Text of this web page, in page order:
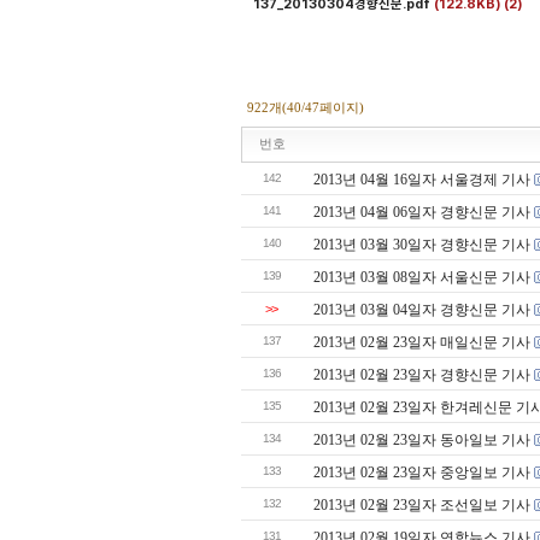
922개(40/47페이지)
번호
142 2013년 04월 16일자 서울경제 기사
141 2013년 04월 06일자 경향신문 기사
140 2013년 03월 30일자 경향신문 기사
139 2013년 03월 08일자 서울신문 기사
>> 2013년 03월 04일자 경향신문 기사
137 2013년 02월 23일자 매일신문 기사
136 2013년 02월 23일자 경향신문 기사
135 2013년 02월 23일자 한겨레신문 기
134 2013년 02월 23일자 동아일보 기사
133 2013년 02월 23일자 중앙일보 기사
132 2013년 02월 23일자 조선일보 기사
131